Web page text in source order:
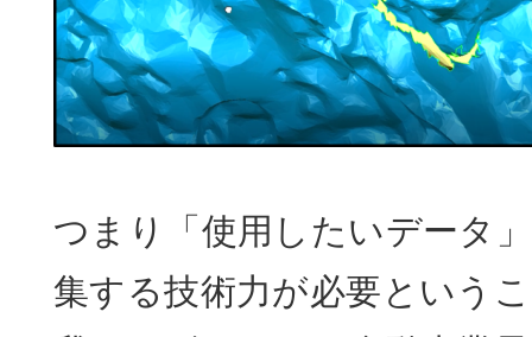
つまり「使用したいデータ
集する技術力が必要という